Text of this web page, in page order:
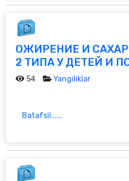
ОЖИРЕНИЕ И
2 ТИПА У ДЕТЕЙ И
54 Yangiliklar
Batafsil......